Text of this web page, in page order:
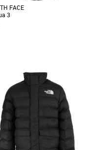
FACE
3
Aconcagua tire toujours son
haut sommet de l'hémisphère
où il fait [...]